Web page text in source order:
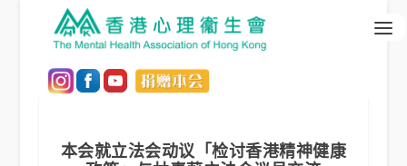
本会就立法会动议「检讨香港精神健康